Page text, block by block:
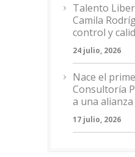
Talento
Camila
control y
24 julio, 2026
Nace el
Consultoría
a una
17 julio, 2026